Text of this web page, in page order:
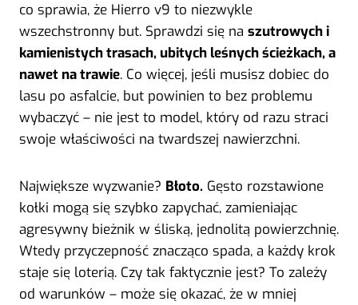
co sprawia, że Hierro v9 to niezwykle
wszechstronny but. Sprawdzi się na szutrowych i
kamienistych trasach, ubitych leśnych ścieżkach, a
nawet na trawie. Co więcej, jeśli musisz dobiec do
lasu po asfalcie, but powinien to bez problemu
wybaczyć – nie jest to model, który od razu straci
swoje właściwości na twardszej nawierzchni.
Największe wyzwanie? Błoto. Gęsto rozstawione
kołki mogą się szybko zapychać, zamieniając
agresywny bieżnik w śliską, jednolitą powierzchnię.
Wtedy przyczepność znacząco spada, a każdy krok
staje się loterią. Czy tak faktycznie jest? To zależy
od warunków – może się okazać, że w mniej